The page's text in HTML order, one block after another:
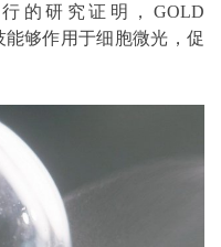
的研究证明，GOLD
够作用于细胞微光，促